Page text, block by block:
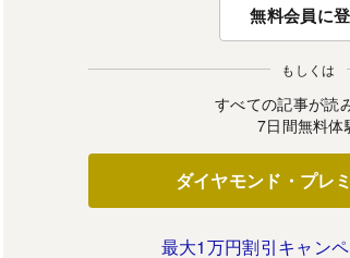
無料会員に
もしくは
すべての記事が読
7日間無料体
ダイヤモンド・プレ
最大1万円割引キャン